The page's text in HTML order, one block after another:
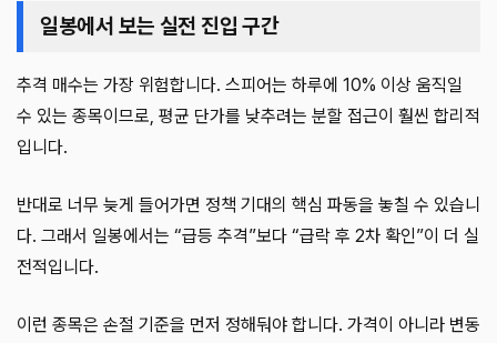
일봉에서 보는 실전 진입 구간
추격 매수는 가장 위험합니다. 스피어는 하루에 10% 이상 움직일
수 있는 종목이므로, 평균 단가를 낮추려는 분할 접근이 훨씬 합리적
입니다.
반대로 너무 늦게 들어가면 정책 기대의 핵심 파동을 놓칠 수 있습니
다. 그래서 일봉에서는 “급등 추격”보다 “급락 후 2차 확인”이 더 실
전적입니다.
이런 종목은 손절 기준을 먼저 정해둬야 합니다. 가격이 아니라 변동